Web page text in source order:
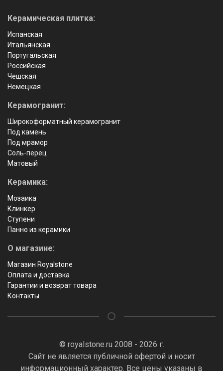
Керамическая плитка:
Испанская
Итальянская
Португальская
Российская
Чешская
Немецкая
Керамогранит:
Широкоформатный керамогранит
Под камень
Под мрамор
Соль-перец
Матовый
Керамика:
Мозаика
Клинкер
Ступени
Панно из керамики
О магазине:
Магазин Royalstone
Оплата и доставка
Гарантии и возврат товара
Контакты
© royalstone.ru 2008 - 2026 г.
Сайт не является публичной офертой и носит
информационный характер. Все цены указаны в